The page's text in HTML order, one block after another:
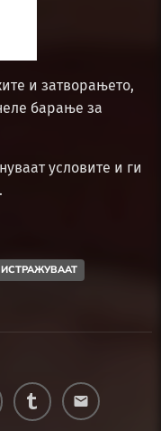
и затворањето,
барање за
условите и ги
email